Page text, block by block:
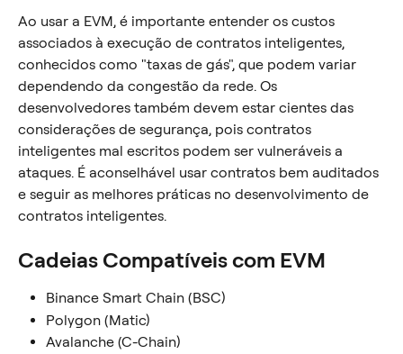
Ao usar a EVM, é importante entender os custos
associados à execução de contratos inteligentes,
conhecidos como "taxas de gás", que podem variar
dependendo da congestão da rede. Os
desenvolvedores também devem estar cientes das
considerações de segurança, pois contratos
inteligentes mal escritos podem ser vulneráveis a
ataques. É aconselhável usar contratos bem auditados
e seguir as melhores práticas no desenvolvimento de
contratos inteligentes.
Cadeias Compatíveis com EVM
Binance Smart Chain (BSC)
Polygon (Matic)
Avalanche (C-Chain)